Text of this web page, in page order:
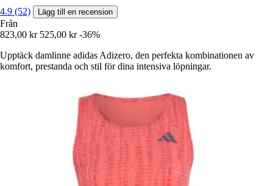
4.9 (52) Lägg till en recension
Från
823,00 kr 525,00 kr -36%
Upptäck damlinne adidas Adizero, den perfekta kombinationen av
komfort, prestanda och stil för dina intensiva löpningar.